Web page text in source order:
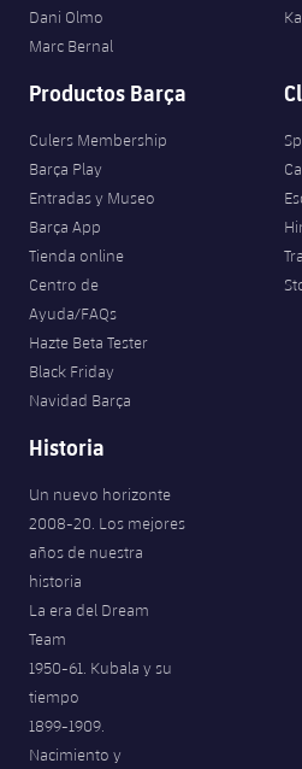
Dani Olmo
Marc Bernal
Productos Barça
Culers Membership
Barça Play
Entradas y Museo
Barça App
Tienda online
Centro de
Ayuda/FAQs
Hazte Beta Tester
Black Friday
Navidad Barça
Historia
Un nuevo horizonte
2008-20. Los mejores
años de nuestra
historia
La era del Dream
Team
1950-61. Kubala y su
tiempo
1899-1909.
Nacimiento y